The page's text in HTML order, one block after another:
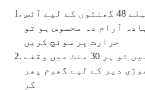
درد شروع ہونے کے پہلے 48 گھنٹوں کے لیے آئس
آرام دہ محسوس ہو تو
حرارت پر سوئچ کریں
اگر آپ ڈیسک پر بیٹھتے ہیں تو ہر 30 منٹ میں وقفے
دیر کے لیے گھوم پھر
کر